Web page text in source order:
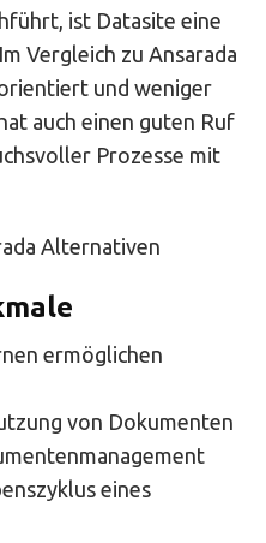
ist Datasite eine
Vergleich zu Ansarada
und weniger
auch einen guten Ruf
Prozesse mit
ermöglichen
von Dokumenten
eines